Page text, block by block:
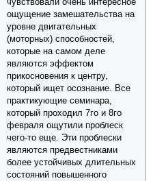
ощущение замешательства на
уровне двигательных
(моторных) способностей,
которые на самом деле
являются эффектом
прикосновения к центру,
который ищет осознание. Все
практикующие семинара,
который проходил 7го и 8го
февраля ощутили проблеск
чего-то еще. Эти проблески
являются предвестниками
более устойчивых длительных
состояний повышенного